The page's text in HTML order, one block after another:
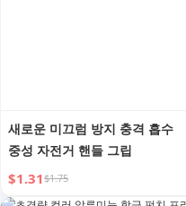
새로운 미끄럼 방지 충격 흡수
중성 자전거 핸들 그립
$1.31$1.75